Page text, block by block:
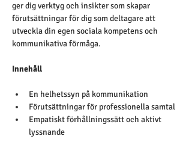
ger dig verktyg och insikter som skapar
förutsättningar för dig som deltagare att
utveckla din egen sociala kompetens och
kommunikativa förmåga.
Innehåll
En helhetssyn på kommunikation
Förutsättningar för professionella samtal
Empatiskt förhållningssätt och aktivt
lyssnande